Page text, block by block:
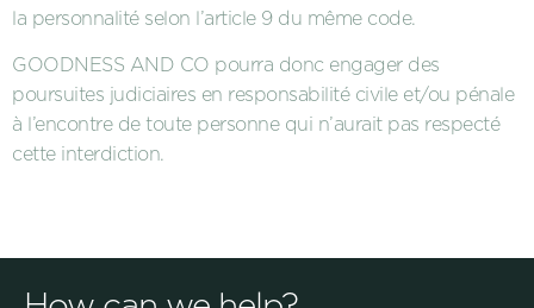
la personnalité selon l’article 9 du même code.
GOODNESS AND CO pourra donc engager des
poursuites judiciaires en responsabilité civile et/ou pénale
à l’encontre de toute personne qui n’aurait pas respecté
cette interdiction.